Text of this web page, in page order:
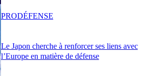
Le Japon cherche à renforcer ses liens avec
l’Europe en matière de défense
PRODÉFENSE